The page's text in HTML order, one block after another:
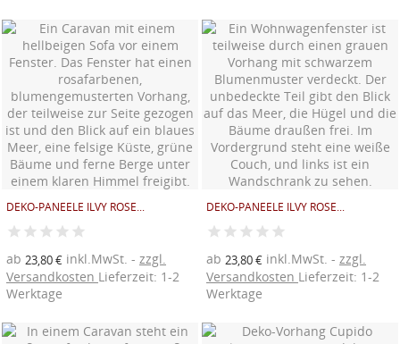
DEKO-PANEELE ILVY ROSE...
ab 23,80 € inkl.MwSt.
zzgl.
Versandkosten Lieferzeit: 1-2
Werktage
DEKO-PANEELE ILVY ROSE...
ab 23,80 € inkl.MwSt.
zzgl.
Versandkosten Lieferzeit: 1-2
Werktage